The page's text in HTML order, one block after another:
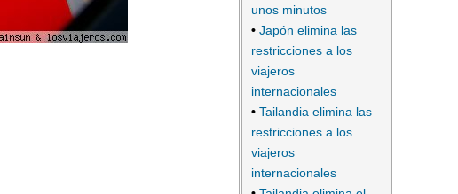
unos minutos
• Japón elimina las
restricciones a los
viajeros
internacionales
• Tailandia elimina las
restricciones a los
viajeros
internacionales